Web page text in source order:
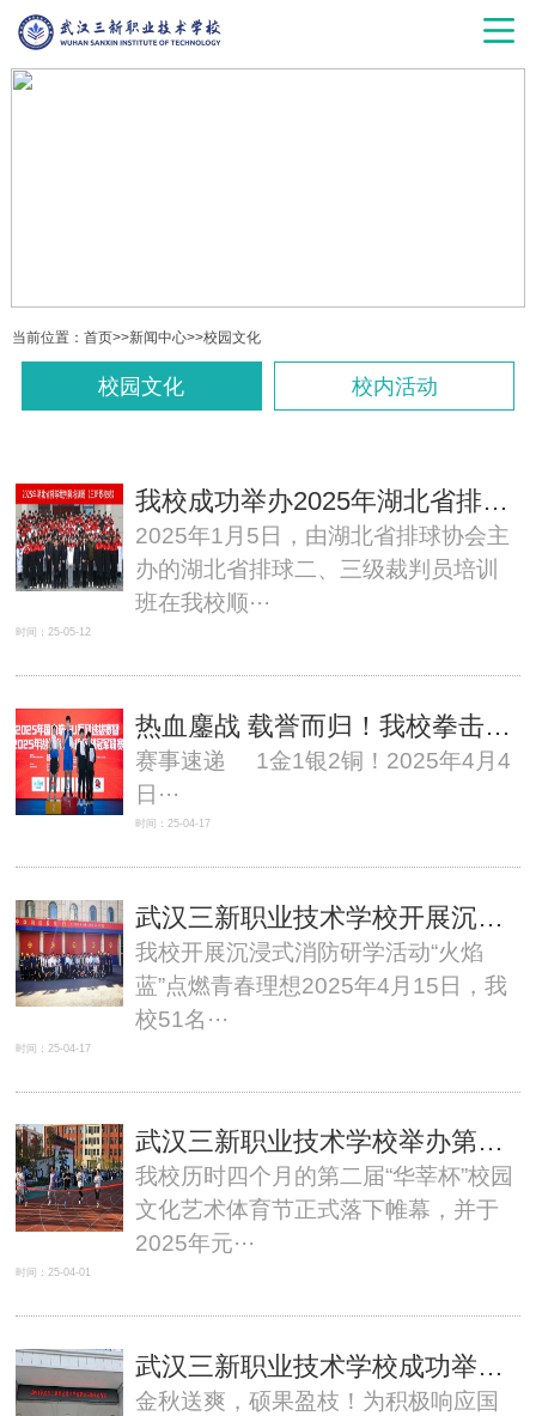
当前位置： 首页>>新闻中心>>校园文化
校园文化 校内活动
我校成功举办2025年湖北省排球二、三级裁判员培训班
2025年1月5日，由湖北省排球协会主
办的湖北省排球二、三级裁判员培训
班在我校顺···
时间：25-05-12
热血鏖战 载誉而归！我校拳击健儿斩获1金1银2铜！
赛事速递 1金1银2铜！2025年4月4
日···
时间：25-04-17
武汉三新职业技术学校开展沉浸式消防研学活动
我校开展沉浸式消防研学活动“火焰
蓝”点燃青春理想2025年4月15日，我
校51名···
时间：25-04-17
武汉三新职业技术学校举办第二届“华莘杯”校园文化艺术体育节颁奖大会
我校历时四个月的第二届“华莘杯”校园
文化艺术体育节正式落下帷幕，并于
2025年元···
时间：25-04-01
武汉三新职业技术学校成功举办中三年级职业技能等级认定考试
金秋送爽，硕果盈枝！为积极响应国